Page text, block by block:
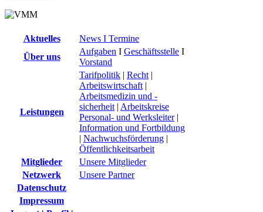
Aktuelles
News I Termine
Über uns
Aufgaben I Geschäftsstelle I
Vorstand
Leistungen
Tarifpolitik | Recht |
Arbeitswirtschaft |
Arbeitsmedizin und -
sicherheit | Arbeitskreise
Personal- und Werksleiter|
Information und Fortbildung
| Nachwuchsförderung |
Öffentlichkeitsarbeit
Mitglieder
Unsere Mitglieder
Netzwerk
Unsere Partner
Datenschutz
Impressum